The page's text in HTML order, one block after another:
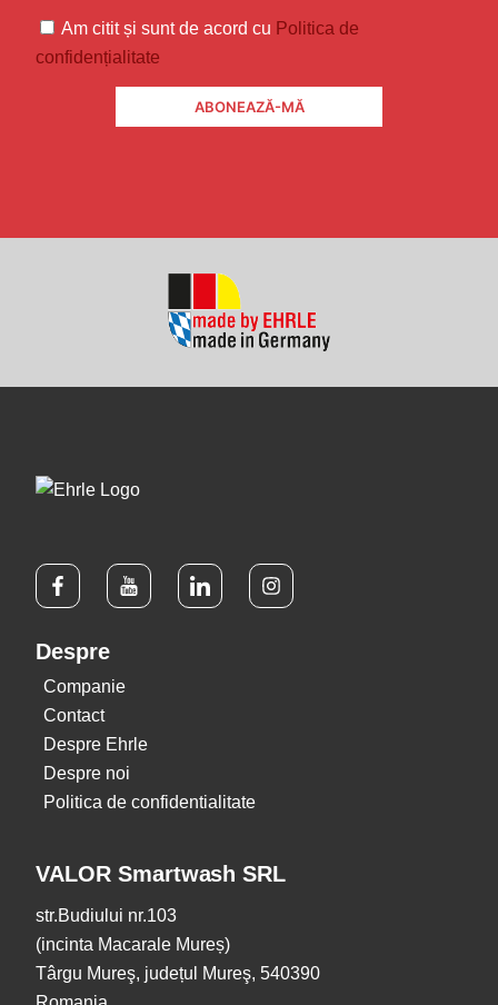
Am citit și sunt de acord cu Politica de
confidențialitate
Despre
Companie
Contact
Despre Ehrle
Despre noi
Politica de confidentialitate
VALOR Smartwash SRL
str.Budiului nr.103
(incinta Macarale Mureș)
Târgu Mureş, județul Mureş, 540390